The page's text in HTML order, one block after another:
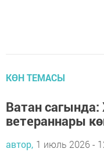
КӨН ТЕМАСЫ
Ватан сагында:
ветераннары
автор, 1 июль 2026 -